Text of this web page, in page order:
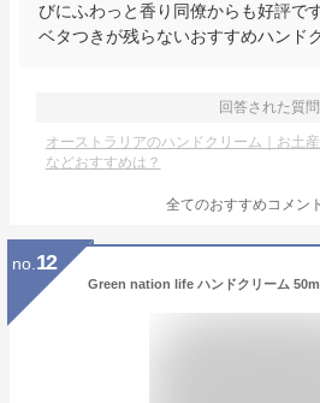
びにふわっと香り同僚からも好評で
ベタつきが残らないおすすめハンド
回答された質問
オーストラリアのハンドクリーム｜お土
などおすすめは？
全てのおすすめコメント
no. 12